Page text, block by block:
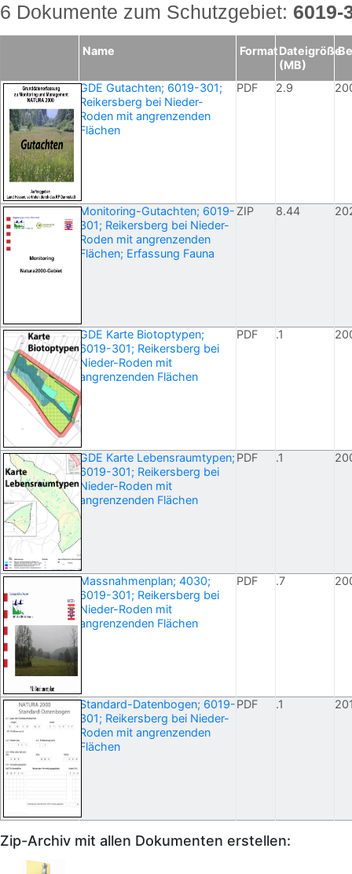
6 Dokumente zum Schutzgebiet: 6019-
Name FormatDateigröße
(MB)
GDE Gutachten; 6019-301;
Reikersberg bei Nieder-
Roden mit angrenzenden
Flächen
PDF 2.9
Monitoring-Gutachten; 6019-
301; Reikersberg bei Nieder-
Roden mit angrenzenden
Flächen; Erfassung Fauna
ZIP 8.44
GDE Karte Biotoptypen;
6019-301; Reikersberg bei
Nieder-Roden mit
angrenzenden Flächen
PDF .1
GDE Karte Lebensraumtypen;
6019-301; Reikersberg bei
Nieder-Roden mit
angrenzenden Flächen
PDF .1
Massnahmenplan; 4030;
6019-301; Reikersberg bei
Nieder-Roden mit
angrenzenden Flächen
PDF .7
Standard-Datenbogen; 6019-
301; Reikersberg bei Nieder-
Roden mit angrenzenden
Flächen
PDF .1
Zip-Archiv mit allen Dokumenten erstellen: